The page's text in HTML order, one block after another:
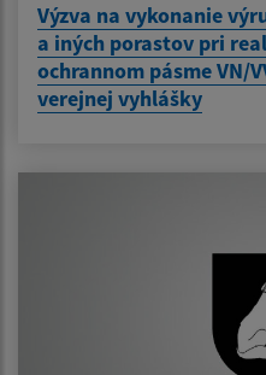
Výzva na vykonanie
a iných porastov pri
ochrannom pásme VN/
verejnej vyhlášky